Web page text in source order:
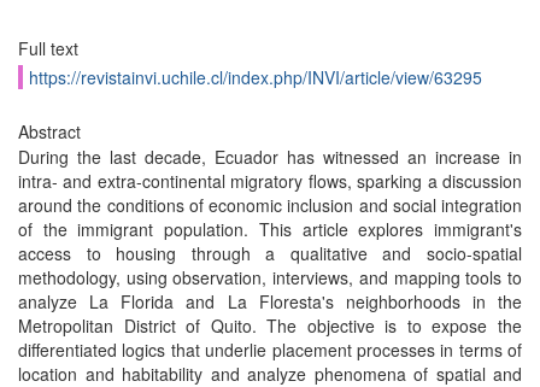
Full text
https://revistainvi.uchile.cl/index.php/INVI/article/view/63295
Abstract
During the last decade, Ecuador has witnessed an increase in
intra- and extra-continental migratory flows, sparking a discussion
around the conditions of economic inclusion and social integration
of the immigrant population. This article explores immigrant's
access to housing through a qualitative and socio-spatial
methodology, using observation, interviews, and mapping tools to
analyze La Florida and La Floresta's neighborhoods in the
Metropolitan District of Quito. The objective is to expose the
differentiated logics that underlie placement processes in terms of
location and habitability and analyze phenomena of spatial and